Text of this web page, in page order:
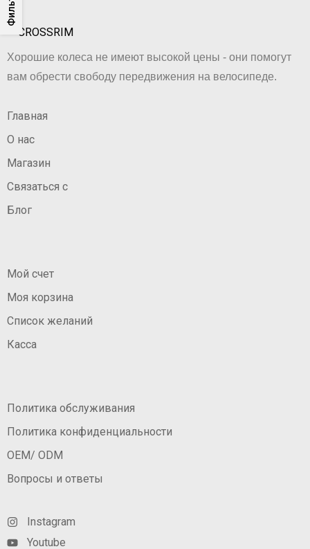
Хорошие колеса не имеют высокой цены - они помогут
вам обрести свободу передвижения на велосипеде.
Главная
О нас
Магазин
Связаться с
Блог
Мой счет
Моя корзина
Список желаний
Касса
Политика обслуживания
Политика конфиденциальности
OEM/ ODM
Вопросы и ответы
Instagram
Youtube